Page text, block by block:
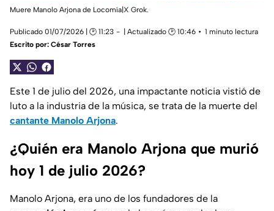
Muere Manolo Arjona de Locomía|X Grok.
Publicado 01/07/2026 | 🕑 11:23 | Actualizado 🕑 10:46
1 minuto lectura
Escrito por: César Torres
Este 1 de julio del 2026, una impactante noticia vistió de
luto a la industria de la música, se trata de la muerte del
cantante Manolo Arjona.
¿Quién era Manolo Arjona que murió
hoy 1 de julio 2026?
Manolo Arjona, era uno de los fundadores de la